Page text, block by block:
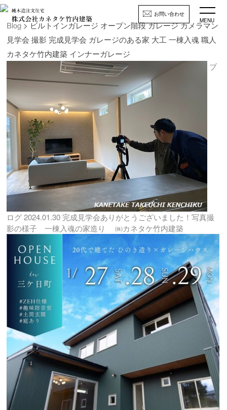
お問い合わせ
MENU
Blog> ビルトインガレージ オープン階段 ガレージ カメラマン
見学会 撮影 完成見学会 ガレージのある家 大工 一棟入魂 職人
カネタケ竹内建築 インナーガレージ
ブ
ログ2024.01.30 完成見学会ありがとうございました！写真撮
影の様子 一棟入魂の家造り ㈱カネタケ竹内建築